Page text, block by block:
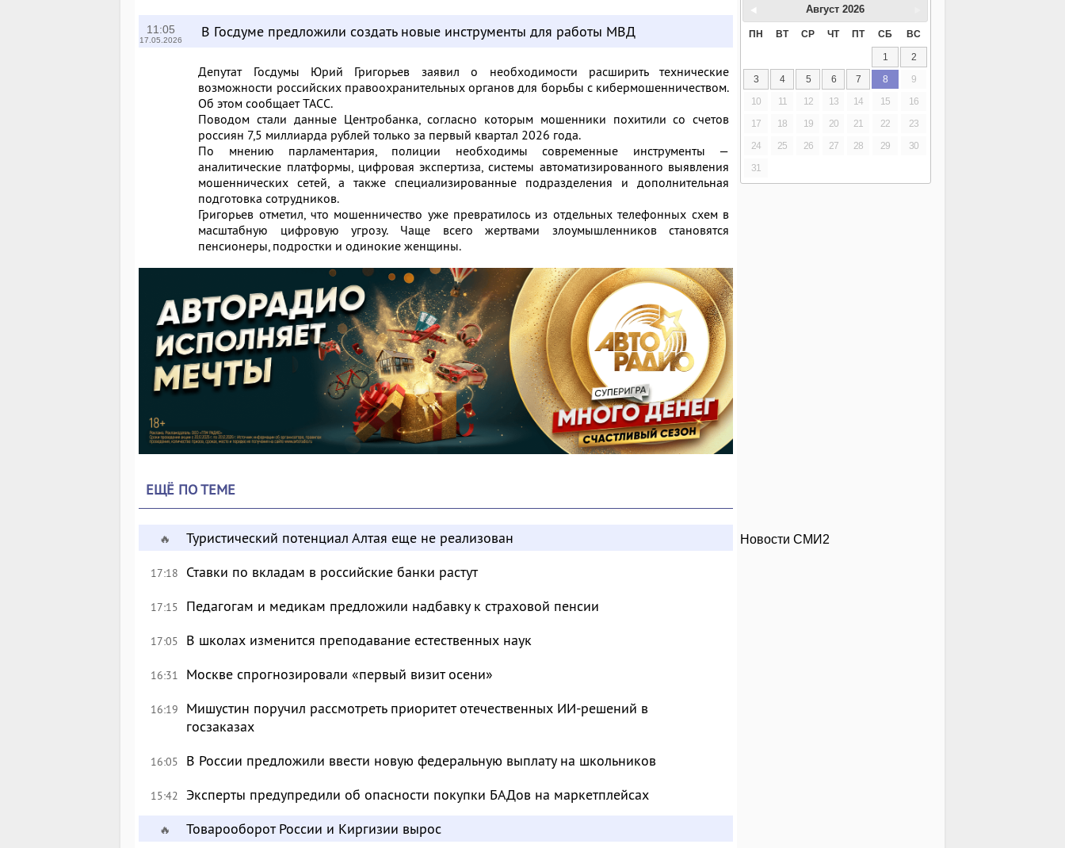
11:05
17.05.2026 В Госдуме предложили создать новые инструменты для работы МВД
Депутат Госдумы Юрий Григорьев заявил о необходимости расширить технические
возможности российских правоохранительных органов для борьбы с кибермошенничеством.
Об этом сообщает ТАСС.
Поводом стали данные Центробанка, согласно которым мошенники похитили со счетов
россиян 7,5 миллиарда рублей только за первый квартал 2026 года.
По мнению парламентария, полиции необходимы современные инструменты —
аналитические платформы, цифровая экспертиза, системы автоматизированного выявления
мошеннических сетей, а также специализированные подразделения и дополнительная
подготовка сотрудников.
Григорьев отметил, что мошенничество уже превратилось из отдельных телефонных схем в
масштабную цифровую угрозу. Чаще всего жертвами злоумышленников становятся
пенсионеры, подростки и одинокие женщины.
ЕЩЁ ПО ТЕМЕ
🔥 Туристический потенциал Алтая еще не реализован
17:18 Ставки по вкладам в российские банки растут
17:15 Педагогам и медикам предложили надбавку к страховой пенсии
17:05 В школах изменится преподавание естественных наук
16:31 Москве спрогнозировали «первый визит осени»
16:19
Мишустин поручил рассмотреть приоритет отечественных ИИ-решений в
госзаказах
16:05 В России предложили ввести новую федеральную выплату на школьников
15:42 Эксперты предупредили об опасности покупки БАДов на маркетплейсах
🔥 Товарооборот России и Киргизии вырос
Август 2026
ПН ВТ СР ЧТ ПТ СБ ВС
1
2
3
4 5 6 7 8
9
10
11 12 13 14 15
16
17
18 19 20 21 22
23
24
25 26 27 28 29
30
31
Новости СМИ2